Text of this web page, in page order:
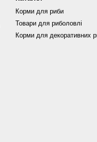
Корми для риби
Товари для риболовлі
Корми для декоративних